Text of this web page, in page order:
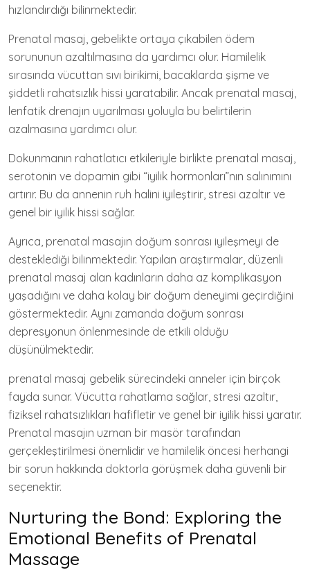
hızlandırdığı bilinmektedir.
Prenatal masaj, gebelikte ortaya çıkabilen ödem
sorununun azaltılmasına da yardımcı olur. Hamilelik
sırasında vücuttan sıvı birikimi, bacaklarda şişme ve
şiddetli rahatsızlık hissi yaratabilir. Ancak prenatal masaj,
lenfatik drenajın uyarılması yoluyla bu belirtilerin
azalmasına yardımcı olur.
Dokunmanın rahatlatıcı etkileriyle birlikte prenatal masaj,
serotonin ve dopamin gibi “iyilik hormonları”nın salınımını
artırır. Bu da annenin ruh halini iyileştirir, stresi azaltır ve
genel bir iyilik hissi sağlar.
Ayrıca, prenatal masajın doğum sonrası iyileşmeyi de
desteklediği bilinmektedir. Yapılan araştırmalar, düzenli
prenatal masaj alan kadınların daha az komplikasyon
yaşadığını ve daha kolay bir doğum deneyimi geçirdiğini
göstermektedir. Aynı zamanda doğum sonrası
depresyonun önlenmesinde de etkili olduğu
düşünülmektedir.
prenatal masaj gebelik sürecindeki anneler için birçok
fayda sunar. Vücutta rahatlama sağlar, stresi azaltır,
fiziksel rahatsızlıkları hafifletir ve genel bir iyilik hissi yaratır.
Prenatal masajın uzman bir masör tarafından
gerçekleştirilmesi önemlidir ve hamilelik öncesi herhangi
bir sorun hakkında doktorla görüşmek daha güvenli bir
seçenektir.
Nurturing the Bond: Exploring the
Emotional Benefits of Prenatal
Massage